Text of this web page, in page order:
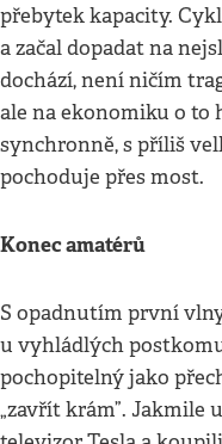
přebytek kapacity.
a začal dopadat na
dochází, není ničím
ale na ekonomiku o to
synchronně, s příliš
pochoduje přes most.
Konec amatérů
S opadnutím první
u vyhládlých
pochopitelný jako
„zavřít krám”. Jakmile